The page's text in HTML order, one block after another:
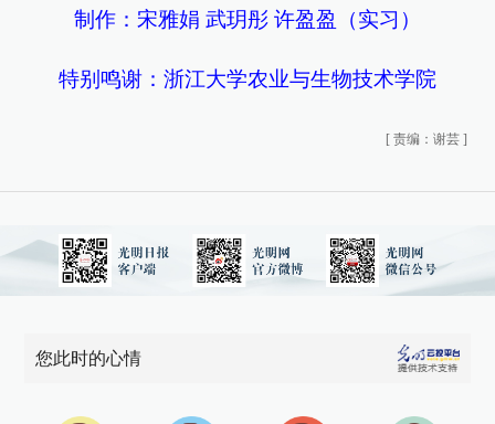
制作：宋雅娟 武玥彤 许盈盈（实习）
特别鸣谢：浙江大学农业与生物技术学院
[ 责编：谢芸 ]
您此时的心情